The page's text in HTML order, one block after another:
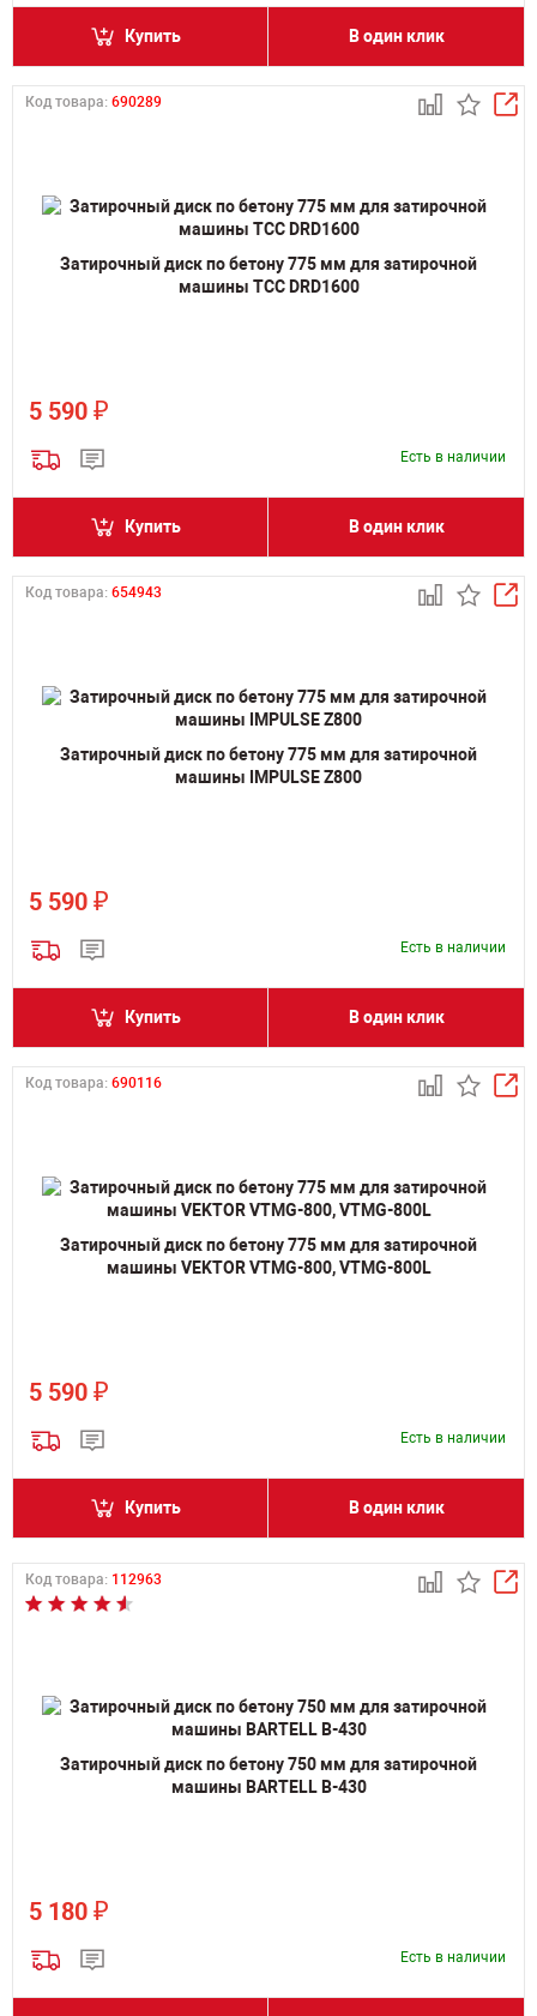
Купить В один клик
Код товара: 690289
Затирочный диск по бетону 775 мм для затирочной
машины ТСС DRD1600
5 590 ₽
Есть в наличии
Купить В один клик
Код товара: 654943
Затирочный диск по бетону 775 мм для затирочной
машины IMPULSE Z800
5 590 ₽
Есть в наличии
Купить В один клик
Код товара: 690116
Затирочный диск по бетону 775 мм для затирочной
машины VEKTOR VTMG-800, VTMG-800L
5 590 ₽
Есть в наличии
Купить В один клик
Код товара: 112963
Затирочный диск по бетону 750 мм для затирочной
машины BARTELL B-430
5 180 ₽
Есть в наличии